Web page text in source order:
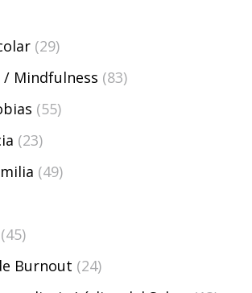
(29)
Mindfulness (83)
(55)
(23)
(49)
(45)
Burnout (24)